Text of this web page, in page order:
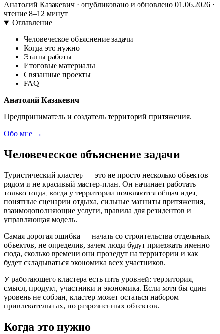
Анатолий Казакевич · опубликовано и обновлено 01.06.2026 ·
чтение 8–12 минут
Оглавление
Человеческое объяснение задачи
Когда это нужно
Этапы работы
Итоговые материалы
Связанные проекты
FAQ
Анатолий Казакевич
Предприниматель и создатель территорий притяжения.
Обо мне →
Человеческое объяснение задачи
Туристический кластер — это не просто несколько объектов
рядом и не красивый мастер-план. Он начинает работать
только тогда, когда у территории появляются общая идея,
понятные сценарии отдыха, сильные магниты притяжения,
взаимодополняющие услуги, правила для резидентов и
управляющая модель.
Самая дорогая ошибка — начать со строительства отдельных
объектов, не определив, зачем люди будут приезжать именно
сюда, сколько времени они проведут на территории и как
будет складываться экономика всех участников.
У работающего кластера есть пять уровней: территория,
смысл, продукт, участники и экономика. Если хотя бы один
уровень не собран, кластер может остаться набором
привлекательных, но разрозненных объектов.
Когда это нужно